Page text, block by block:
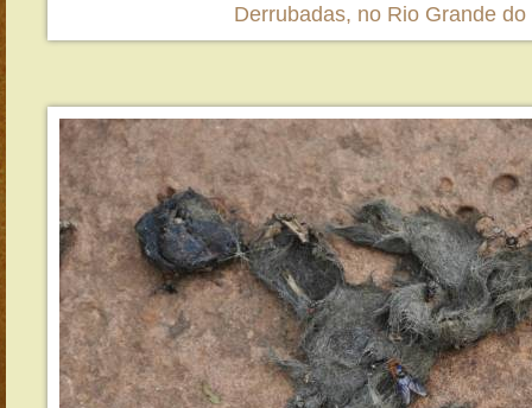
Derrubadas, no Rio Grande do